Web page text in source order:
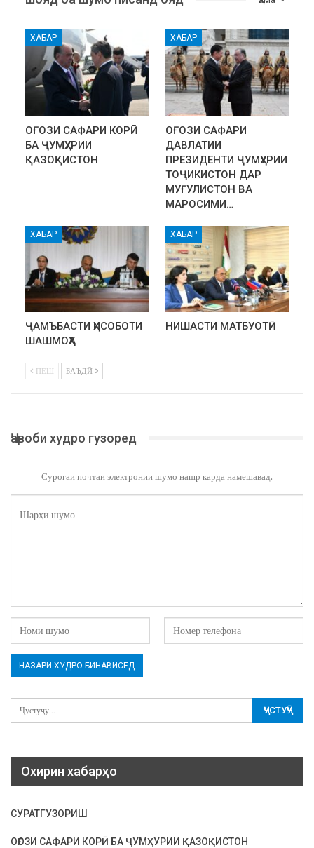
ХАБАР
ОҒОЗИ САФАРИ КОРӢ
БА ҶУМҲУРИИ
ҚАЗОҚИСТОН
ХАБАР
ОҒОЗИ САФАРИ
ДАВЛАТИИ
ПРЕЗИДЕНТИ ҶУМҲУРИИ
ТОҶИКИСТОН ДАР
МУҒУЛИСТОН ВА
МАРОСИМИ…
ХАБАР
ҶАМЪБАСТИ ҲИСОБОТИ
ШАШМОҲА
ХАБАР
НИШАСТИ МАТБУОТӢ
ПЕШ БАЪДӢ
Ҷавоби худро гузоред
Суроғаи почтаи электронии шумо нашр карда намешавад.
Охирин хабарҳо
СУРАТГУЗОРИШ
ОҒОЗИ САФАРИ КОРӢ БА ҶУМҲУРИИ ҚАЗОҚИСТОН